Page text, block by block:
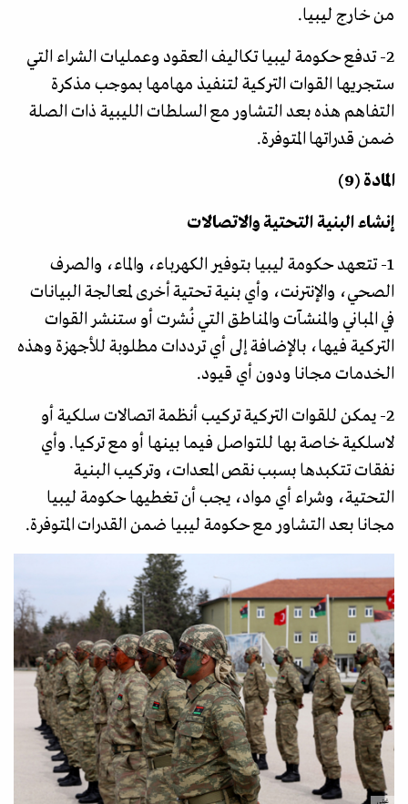
من خارج ليبيا.
2- تدفع حكومة ليبيا تكاليف العقود وعمليات الشراء التي
ستجريها القوات التركية لتنفيذ مهامها بموجب مذكرة
التفاهم هذه بعد التشاور مع السلطات الليبية ذات الصلة
ضمن قدراتها المتوفرة.
المادة (9)
إنشاء البنية التحتية والاتصالات
1- تتعهد حكومة ليبيا بتوفير الكهرباء، والماء، والصرف
الصحي، والإنترنت، وأي بنية تحتية أخرى لمعالجة البيانات
في المباني والمنشآت والمناطق التي نُشرت أو ستنشر القوات
التركية فيها، بالإضافة إلى أي ترددات مطلوبة للأجهزة وهذه
الخدمات مجانا ودون أي قيود.
2- يمكن للقوات التركية تركيب أنظمة اتصالات سلكية أو
لاسلكية خاصة بها للتواصل فيما بينها أو مع تركيا. وأي
نفقات تتكبدها بسبب نقص المعدات، وتركيب البنية
التحتية، وشراء أي مواد، يجب أن تغطيها حكومة ليبيا
مجانا بعد التشاور مع حكومة ليبيا ضمن القدرات المتوفرة.
غيتي